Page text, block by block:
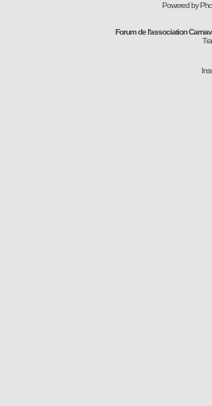
Powered by
Forum de l'association